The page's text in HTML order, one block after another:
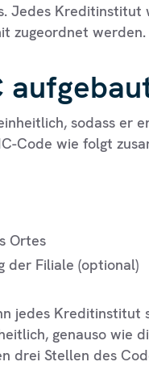
Jedes
zugeordnet werden.
sodass er
Code wie folgt
Ortes
der Filiale (optional)
jedes
genauso wie
drei Stellen des